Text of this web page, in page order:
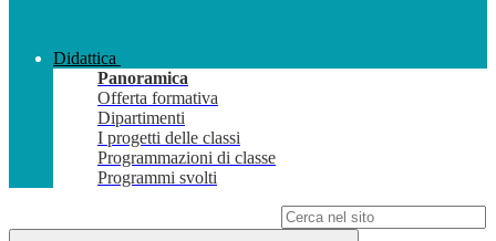
Didattica
Panoramica
Offerta formativa
Dipartimenti
I progetti delle classi
Programmazioni di classe
Programmi svolti